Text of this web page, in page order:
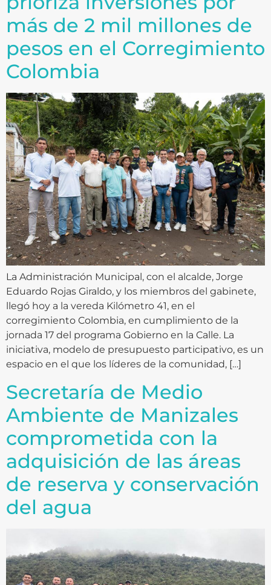
más de 2 mil millones de
pesos en el Corregimiento
Colombia
La Administración Municipal, con el alcalde, Jorge
Eduardo Rojas Giraldo, y los miembros del gabinete,
llegó hoy a la vereda Kilómetro 41, en el
corregimiento Colombia, en cumplimiento de la
jornada 17 del programa Gobierno en la Calle. La
iniciativa, modelo de presupuesto participativo, es un
espacio en el que los líderes de la comunidad, […]
Secretaría de Medio
Ambiente de Manizales
comprometida con la
adquisición de las áreas
de reserva y conservación
del agua